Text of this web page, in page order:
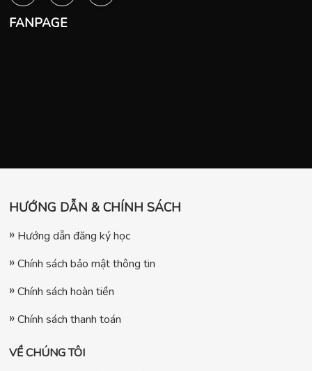
FANPAGE
HƯỚNG DẪN & CHÍNH SÁCH
Hướng dẫn đăng ký học
Chính sách bảo mật thông tin
Chính sách hoàn tiền
Chính sách thanh toán
VỀ CHÚNG TÔI